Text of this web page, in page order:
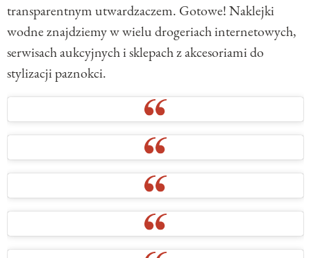
transparentnym utwardzaczem. Gotowe! Naklejki
wodne znajdziemy w wielu drogeriach internetowych,
serwisach aukcyjnych i sklepach z akcesoriami do
stylizacji paznokci.